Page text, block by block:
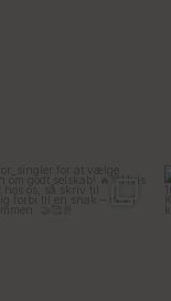
for at ...